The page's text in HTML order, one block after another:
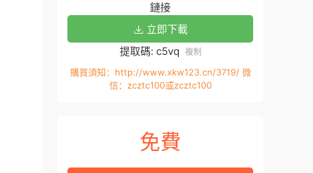
鏈接
立即下載
提取碼: c5vq 複制
購買須知：http://www.xkw123.cn/3719/ 微
信：zcztc100或zcztc100
免費